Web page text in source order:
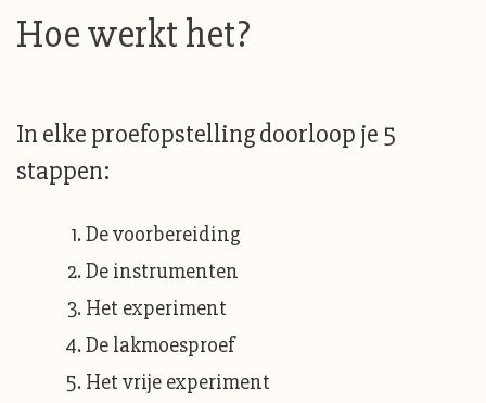
Hoe werkt het?
In elke proefopstelling doorloop je 5
stappen:
De voorbereiding
De instrumenten
Het experiment
De lakmoesproef
Het vrije experiment